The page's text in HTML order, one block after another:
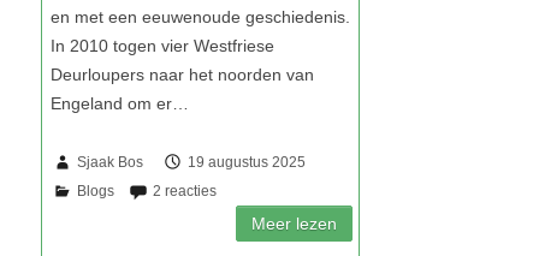
Sjaak Bos 19 augustus 2025